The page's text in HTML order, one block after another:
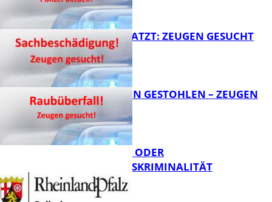
AUTO ZERKRATZT: ZEUGEN GESUCHT
FB News
TEURE KETTEN GESTOHLEN – ZEUGEN
GESUCHT!
CYBERCRIME ODER
WIRTSCHAFTSKRIMINALITÄT